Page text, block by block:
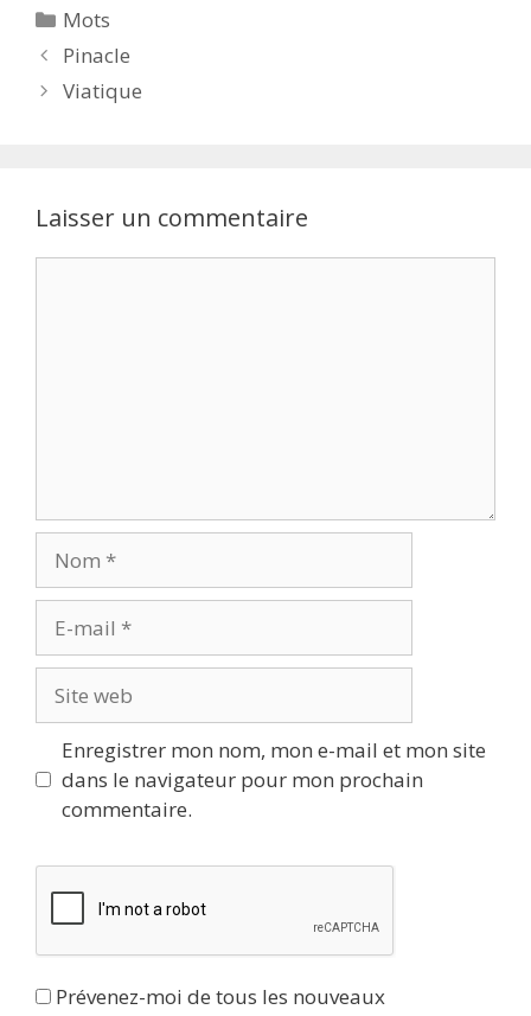
Catégories
Mots
Pinacle
Viatique
Laisser un commentaire
mail
web
Enregistrer mon nom, mon e-mail et mon site
dans le navigateur pour mon prochain
commentaire.
Prévenez-moi de tous les nouveaux